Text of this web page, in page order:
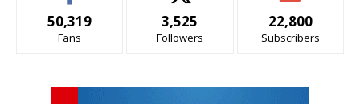
50,319
Fans
3,525
Followers
22,800
Subscribers